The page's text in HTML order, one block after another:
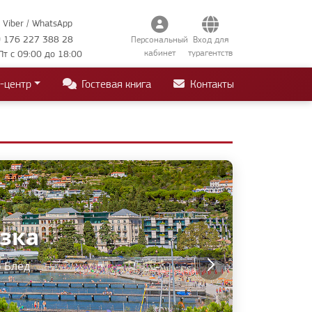
Viber / WhatsApp
176 227 388 28
с 09:00 до 18:00
Персональный
кабинет
Вход для
турагентств
центр Гостевая книга Контакты
Блед• Загреб